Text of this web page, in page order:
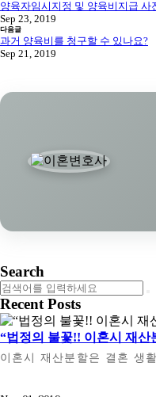
양육자임시지정 및 양육비지급 사
Sep 23, 2019
다음글
과거 양육비를 청구할 수 있나요?
Sep 21, 2019
Search
Recent Posts
“법정의 불꽃!! 이혼시 재
이혼시 재산분할은 결혼 생